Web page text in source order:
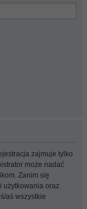
zajmuje tylko
może nadać
Zanim się
użytkowania oraz
aś wszystkie